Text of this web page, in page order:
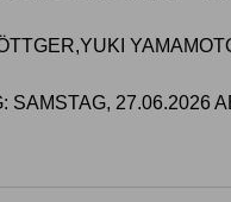
SAMSTAG, 27.06.2026